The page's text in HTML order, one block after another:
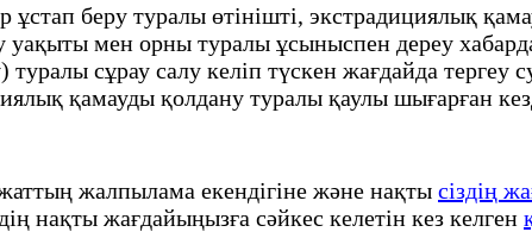
беру туралы өтінішті, экстрадициялық
уақыты мен орны туралы ұсыныспен дереу
туралы сұрау салу келіп түскен жағдайда
қамауды қолдану туралы қаулы шығарған
жалпылама екендігіне және нақты сіздің
нақты жағдайыңызға сәйкес келетін кез келген